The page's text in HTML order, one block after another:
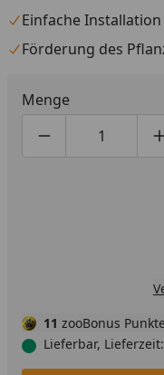
Einfache Installation
Förderung des
Menge
Produktmenge
11 zooBonus Punkte
Lieferbar,